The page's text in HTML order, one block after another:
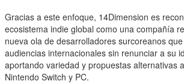
Gracias a este enfoque, 14Dimension es
ecosistema indie global como una compañía
nueva ola de desarrolladores surcoreanos
audiencias internacionales sin renunciar a su
aportando variedad y propuestas alternativas
Nintendo Switch y PC.